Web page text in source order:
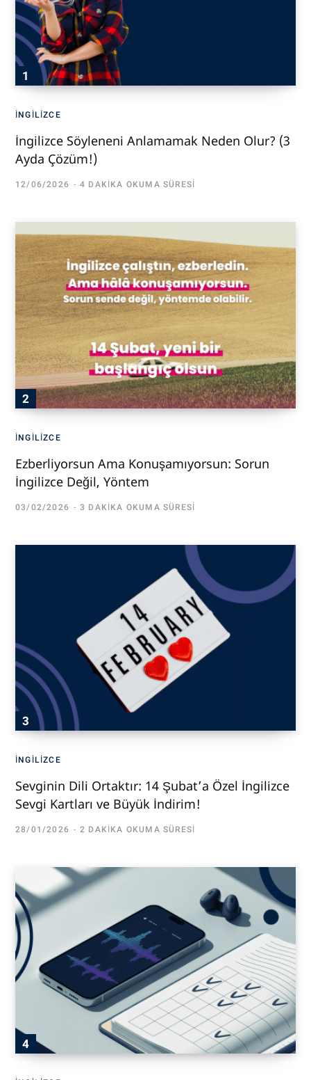
İNGILIZCE
İngilizce Söyleneni Anlamamak Neden Olur? (3
Ayda Çözüm!)
12/06/2026 4 DAKIKA OKUMA SÜRESI
İNGILIZCE
Ezberliyorsun Ama Konuşamıyorsun: Sorun
İngilizce Değil, Yöntem
03/02/2026 3 DAKIKA OKUMA SÜRESI
İNGILIZCE
Sevginin Dili Ortaktır: 14 Şubat’a Özel İngilizce
Sevgi Kartları ve Büyük İndirim!
28/01/2026 2 DAKIKA OKUMA SÜRESI